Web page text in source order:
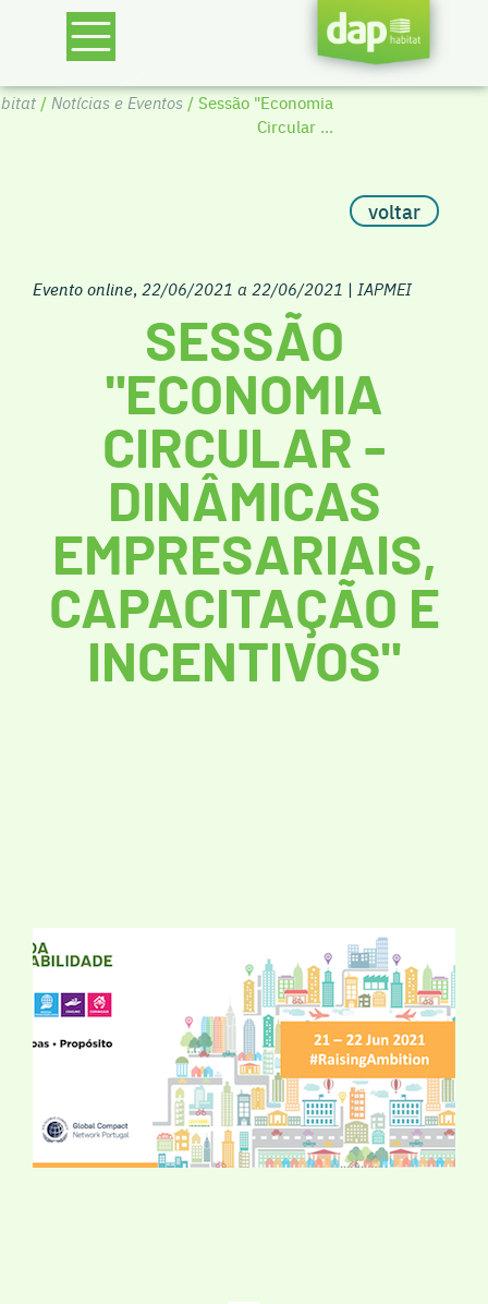
/ Notícias e Eventos / Sessão "Economia
Circular ...
voltar
Evento online, 22/06/2021 a 22/06/2021 | IAPMEI
SESSÃO
"ECONOMIA
CIRCULAR -
DINÂMICAS
EMPRESARIAIS,
CAPACITAÇÃO E
INCENTIVOS"